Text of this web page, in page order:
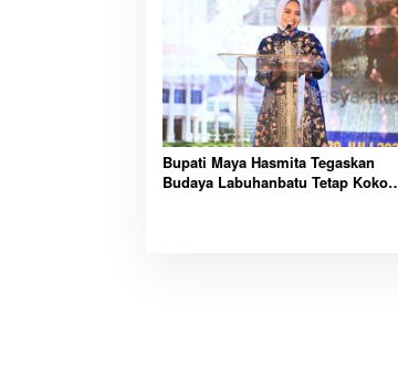
Bupati Maya Hasmita Tegaskan
Budaya Labuhanbatu Tetap Kokoh